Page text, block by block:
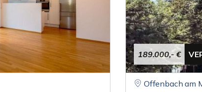
189.000,- €
Offenbach am